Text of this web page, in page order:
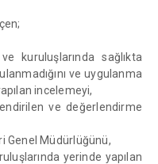
kuruluşlarında sağlıkta
ve uygulanma
incelemeyi,
ve değerlendirme
Genel Müdürlüğünü,
yerinde yapılan